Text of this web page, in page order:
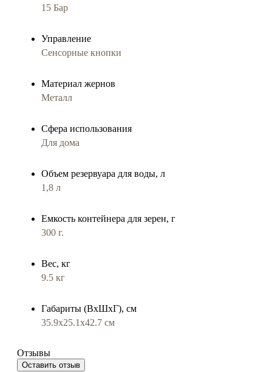
15 Бар
Управление
Сенсорные кнопки
Материал жернов
Металл
Сфера использования
Для дома
Объем резервуара для воды, л
1,8 л
Емкость контейнера для зерен, г
300 г.
Вес, кг
9.5 кг
Габариты (ВхШхГ), см
35.9x25.1x42.7 см
Отзывы
Оставить отзыв